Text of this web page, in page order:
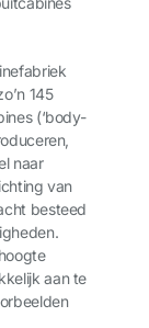
145
(‘body-
naar
van
besteed
aan te